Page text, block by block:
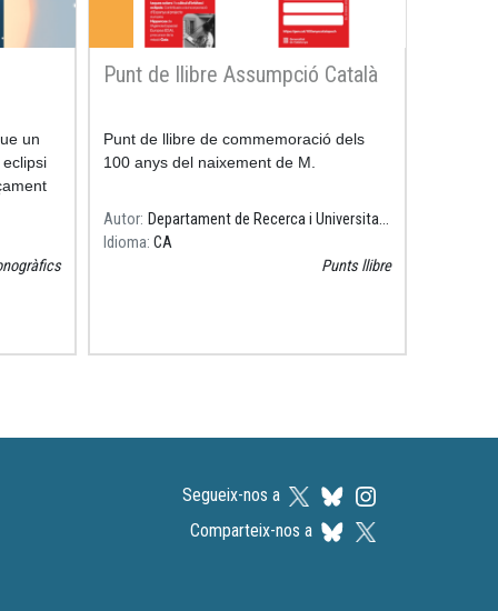
un
Punt de llibre Assumpció Català
Punt de llibre de commemoració dels
100 anys del naixement de M.
Autor
Departament de Recerca i Universitats
Idioma CA
Punts llibre
Segueix-nos a
Comparteix-nos a